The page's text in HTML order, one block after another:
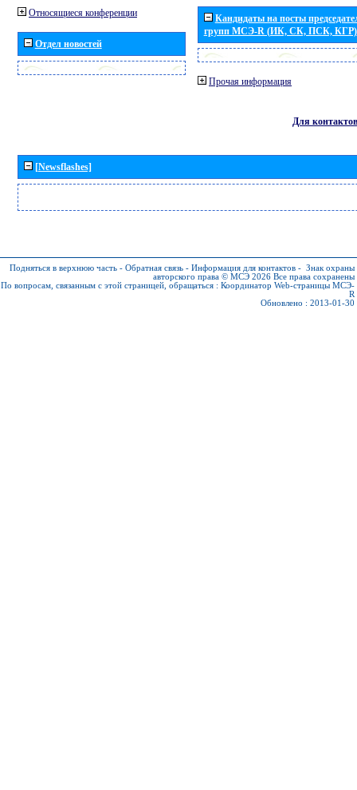
Относящиеся конференции
Отдел новостей
Кандидаты на посты
групп МСЭ-R (ИК, СК, ПСК, КГР)
Прочая информация
Для контактов
[Newsflashes]
Подняться в верхнюю часть - Обратная связь - Информация для контактов - Знак охраны
авторского права © МСЭ 2026 Все права сохранены
По вопросам, связанным с этой страницей, обращаться : Координатор Web-страницы МСЭ-
R
Обновлено : 2013-01-30